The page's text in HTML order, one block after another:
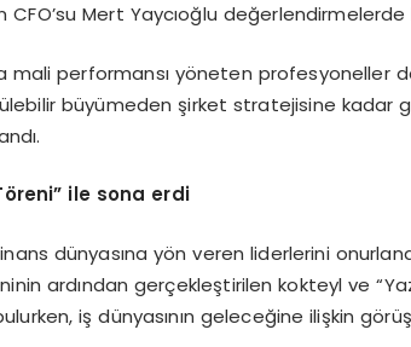
CFO’su Mert Yaycıoğlu
mali performansı yöneten profesyoneller
büyümeden şirket stratejisine kadar
ile sona erdi
dünyasına yön veren liderlerini
ardından gerçekleştirilen kokteyl ve
iş dünyasının geleceğine ilişkin